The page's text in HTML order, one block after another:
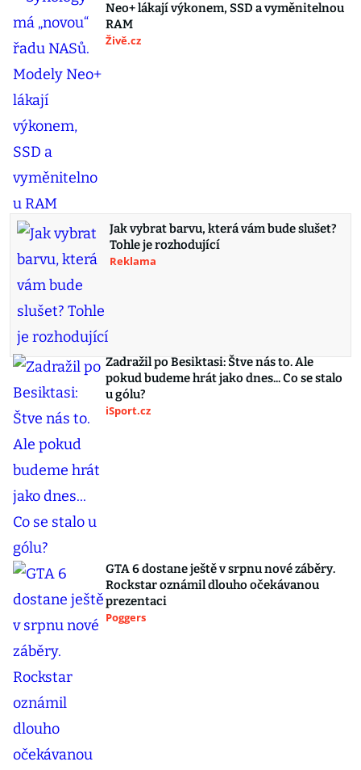
Neo+ lákají výkonem, SSD a vyměnitelnou
RAM
Živě.cz
Jak vybrat barvu, která vám bude slušet?
Tohle je rozhodující
Reklama
Zadražil po Besiktasi: Štve nás to. Ale
pokud budeme hrát jako dnes... Co se stalo
u gólu?
iSport.cz
GTA 6 dostane ještě v srpnu nové záběry.
Rockstar oznámil dlouho očekávanou
prezentaci
Poggers